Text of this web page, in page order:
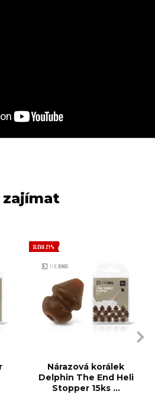
zajímat
SLEVA 21%
Nárazová korálek
Delphin The End Heli
Stopper 15ks ...